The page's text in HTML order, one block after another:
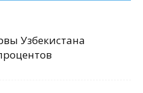
Узбекистана